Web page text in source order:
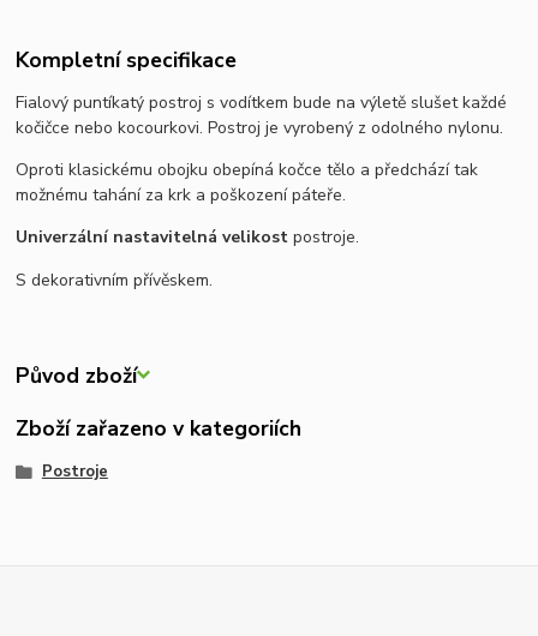
Kompletní specifikace
Fialový puntíkatý postroj s vodítkem bude na výletě slušet každé
kočičce nebo kocourkovi.Postroj je vyrobený z odolného nylonu.
Oproti klasickému obojku obepíná kočce tělo a předchází tak
možnému tahání za krk a poškození páteře.
Univerzální nastavitelná velikost postroje.
S dekorativním přívěskem.
Původ zboží
Zboží zařazeno v kategoriích
Postroje